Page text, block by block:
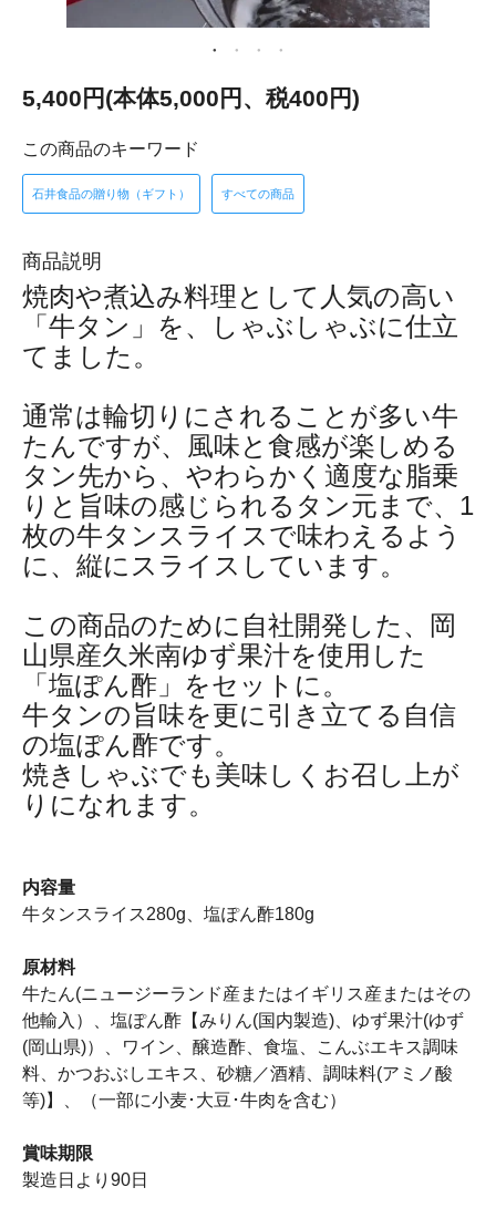
5,400円(本体5,000円、税400円)
この商品のキーワード
石井食品の贈り物（ギフト） すべての商品
商品説明
焼肉や煮込み料理として人気の高い
「牛タン」を、しゃぶしゃぶに仕立
てました。
通常は輪切りにされることが多い牛
たんですが、風味と食感が楽しめる
タン先から、やわらかく適度な脂乗
りと旨味の感じられるタン元まで、1
枚の牛タンスライスで味わえるよう
に、縦にスライスしています。
この商品のために自社開発した、岡
山県産久米南ゆず果汁を使用した
「塩ぽん酢」をセットに。
牛タンの旨味を更に引き立てる自信
の塩ぽん酢です。
焼きしゃぶでも美味しくお召し上が
りになれます。
内容量
牛タンスライス280g、塩ぽん酢180g
原材料
牛たん(ニュージーランド産またはイギリス産またはその
他輸入）、塩ぽん酢【みりん(国内製造)、ゆず果汁(ゆず
(岡山県)）、ワイン、醸造酢、食塩、こんぶエキス調味
料、かつおぶしエキス、砂糖／酒精、調味料(アミノ酸
等)】、（一部に小麦･大豆･牛肉を含む）
賞味期限
製造日より90日